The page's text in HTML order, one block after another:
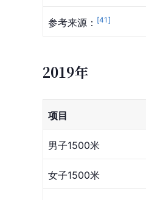
参考来源： [41 ]
2019年
项目
男子1500米
女子1500米